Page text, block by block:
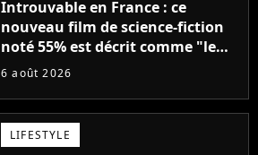
Introuvable en France : ce
nouveau film de science-fiction
noté 55% est décrit comme "le
plus stupide de l'année"
6 août 2026
LIFESTYLE